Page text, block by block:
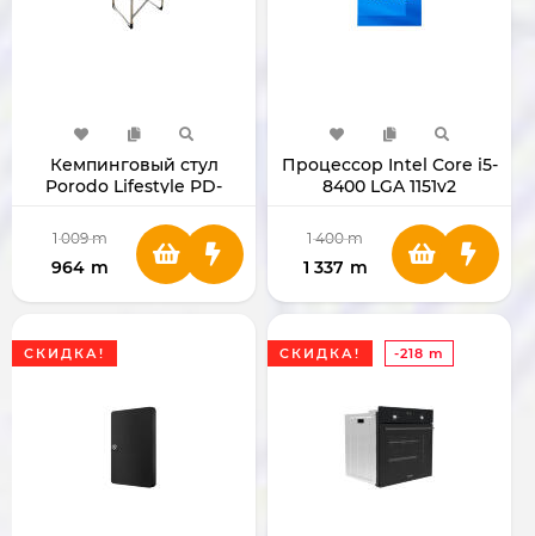
Кемпинговый стул
Porodo Lifestyle PD-
1 009 m
964 m
Процессор Intel Core i5-
8400 LGA 1151v2
1 400 m
1 337 m
СКИДКА! СКИДКА! -218 m